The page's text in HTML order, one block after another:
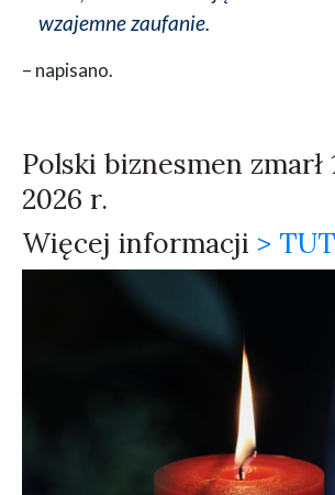
wzajemne zaufanie.
– napisano.
Polski biznesmen zmarł
2026 r.
Więcej informacji >